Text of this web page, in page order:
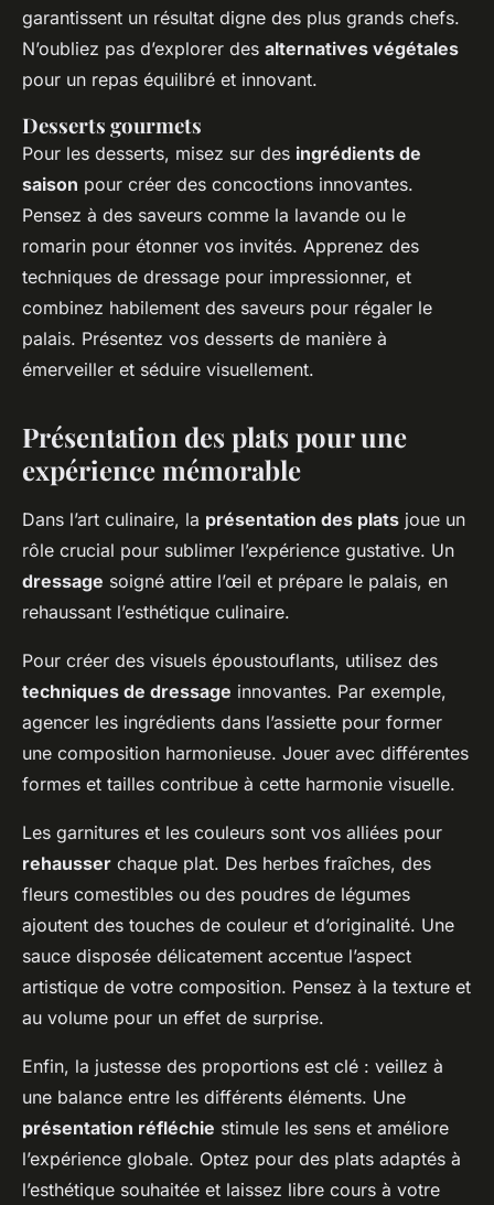
garantissent un résultat digne des plus grands chefs.
N’oubliez pas d’explorer des alternatives végétales
pour un repas équilibré et innovant.
Desserts gourmets
Pour les desserts, misez sur des ingrédients de
saison pour créer des concoctions innovantes.
Pensez à des saveurs comme la lavande ou le
romarin pour étonner vos invités. Apprenez des
techniques de dressage pour impressionner, et
combinez habilement des saveurs pour régaler le
palais. Présentez vos desserts de manière à
émerveiller et séduire visuellement.
Présentation des plats pour une
expérience mémorable
Dans l’art culinaire, la présentation des plats joue un
rôle crucial pour sublimer l’expérience gustative. Un
dressage soigné attire l’œil et prépare le palais, en
rehaussant l’esthétique culinaire.
Pour créer des visuels époustouflants, utilisez des
techniques de dressage innovantes. Par exemple,
agencer les ingrédients dans l’assiette pour former
une composition harmonieuse. Jouer avec différentes
formes et tailles contribue à cette harmonie visuelle.
Les garnitures et les couleurs sont vos alliées pour
rehausser chaque plat. Des herbes fraîches, des
fleurs comestibles ou des poudres de légumes
ajoutent des touches de couleur et d’originalité. Une
sauce disposée délicatement accentue l’aspect
artistique de votre composition. Pensez à la texture et
au volume pour un effet de surprise.
Enfin, la justesse des proportions est clé : veillez à
une balance entre les différents éléments. Une
présentation réfléchie stimule les sens et améliore
l’expérience globale. Optez pour des plats adaptés à
l’esthétique souhaitée et laissez libre cours à votre